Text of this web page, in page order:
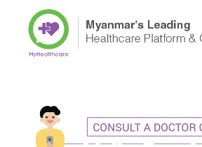
content